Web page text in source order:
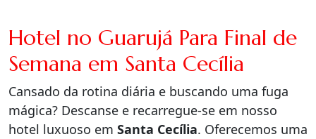
Hotel no Guarujá Para Final de
Semana em Santa Cecília
Cansado da rotina diária e buscando uma fuga
mágica? Descanse e recarregue-se em nosso
hotel luxuoso em Santa Cecília. Oferecemos uma